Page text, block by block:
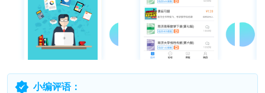
小编评语：